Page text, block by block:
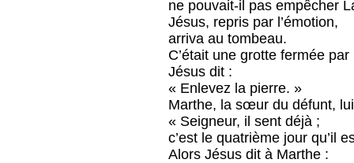
ne pouvait-il pas empêcher
Jésus, repris par l’émotion,
arriva au tombeau.
C’était une grotte fermée
Jésus dit :
« Enlevez la pierre. »
Marthe, la sœur du défunt,
« Seigneur, il sent déjà ;
c’est le quatrième jour qu’il
Alors Jésus dit à Marthe :